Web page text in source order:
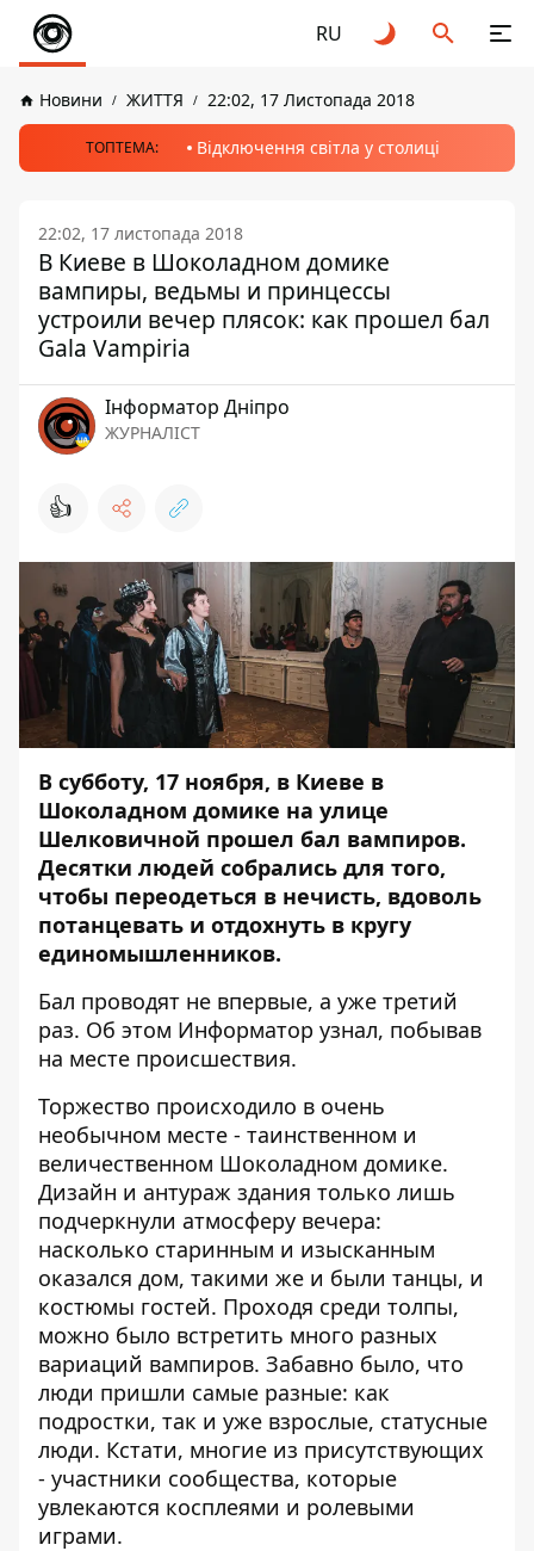
RU
Новини ЖИТТЯ 22:02, 17 Листопада 2018
ТОПТЕМА: Відключення світла у столиці
22:02, 17 листопада 2018
В Киеве в Шоколадном домике
вампиры, ведьмы и принцессы
устроили вечер плясок: как прошел бал
Gala Vampiria
Інформатор Дніпро
ЖУРНАЛІСТ
👍
В субботу, 17 ноября, в Киеве в
Шоколадном домике на улице
Шелковичной прошел бал вампиров.
Десятки людей собрались для того,
чтобы переодеться в нечисть, вдоволь
потанцевать и отдохнуть в кругу
единомышленников.
Бал проводят не впервые, а уже третий
раз. Об этом Информатор узнал, побывав
на месте происшествия.
Торжество происходило в очень
необычном месте - таинственном и
величественном Шоколадном домике.
Дизайн и антураж здания только лишь
подчеркнули атмосферу вечера:
насколько старинным и изысканным
оказался дом, такими же и были танцы, и
костюмы гостей. Проходя среди толпы,
можно было встретить много разных
вариаций вампиров. Забавно было, что
люди пришли самые разные: как
подростки, так и уже взрослые, статусные
люди. Кстати, многие из присутствующих
- участники сообщества, которые
увлекаются косплеями и ролевыми
играми.